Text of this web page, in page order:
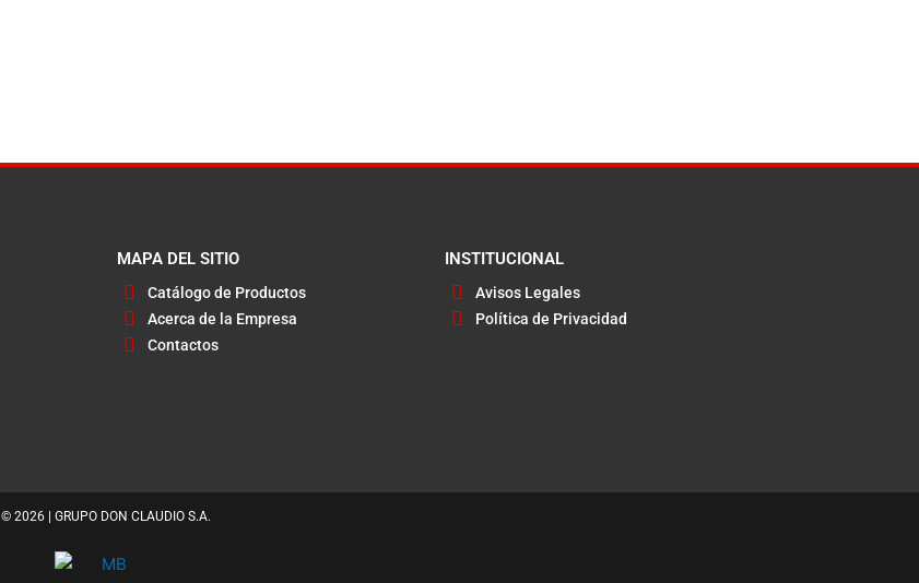
MAPA DEL SITIO
Catálogo de Productos
Acerca de la Empresa
Contactos
INSTITUCIONAL
Avisos Legales
Política de Privacidad
© 2026 | GRUPO DON CLAUDIO S.A.